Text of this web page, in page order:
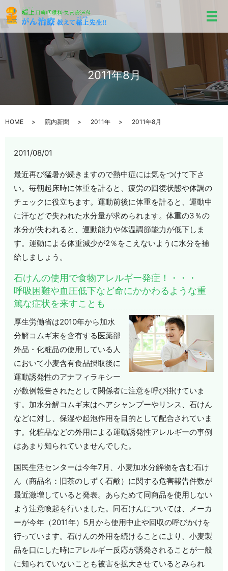
メ
2011年8月
HOME 院内新聞 2011年 2011年8月
2011/08/01
最近再び猛暑が続きますので熱中症には気をつけて下さ
い。毎朝起床時に体重を計ると、疲労の回復状態や体調の
チェックに役立ちます。運動前後に体重を計ると、運動中
に汗などで失われた水分量が求められます。体重の3％の
水分が失われると、運動能力や体温調節能力が低下しま
す。運動による体重減少が2％をこえないように水分を補
給しましょう。
石けんの使用で食物アレルギー発症！・・・
呼吸困難や血圧低下など命にかかわるような重
篤な症状を来すことも
厚生労働省は2010年から加水
分解コムギ末を含有する医薬部
外品・化粧品の使用している人
において小麦含有食品摂取後に
運動誘発性のアナフィラキシー
が数例報告されたとして関係者に注意を呼び掛けていま
す。加水分解コムギ末はヘアシャンプーやリンス、石けん
などに対し、保湿や起泡作用を目的として配合されていま
す。化粧品などの外用による運動誘発性アレルギーの事例
はあまり知られていませんでした。
国民生活センターは今年7月、小麦加水分解物を含む石け
ん（商品名：旧茶のしずく石鹸）に関する危害報告件数が
最近激増していると発表。あらためて同商品を使用しない
よう注意喚起を行いました。同石けんについては、メーカ
ーが今年（2011年）5月から使用中止や回収の呼びかけを
行っています。石けんの外用を続けることにより、小麦製
品を口にした時にアレルギー反応が誘発されることが一般
に知られていないことも被害を拡大させているとみられ